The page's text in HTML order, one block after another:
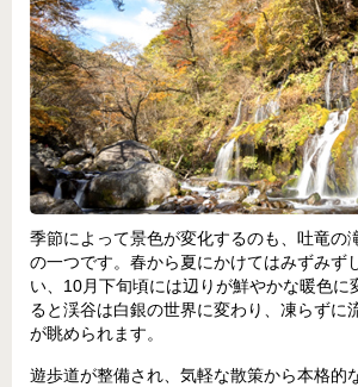
季節によって景色が変化するのも、吐竜の
の一つです。春から夏にかけてはみずみず
い、10月下旬頃には辺りが鮮やかな暖色に
ると渓谷は白銀の世界に変わり、凍らずに
が眺められます。
遊歩道が整備され、気軽な散策から本格的